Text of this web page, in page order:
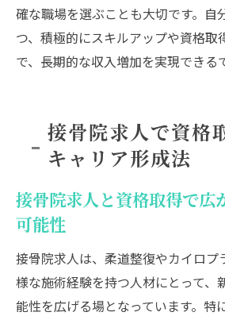
確な職場を選ぶことも大切です。自
つ、積極的にスキルアップや資格取
で、長期的な収入増加を実現できる
接骨院求人で資格
キャリア形成法
接骨院求人と資格取得で広
可能性
接骨院求人は、柔道整復やカイロプ
様な施術経験を持つ人材にとって、
能性を広げる場となっています。特